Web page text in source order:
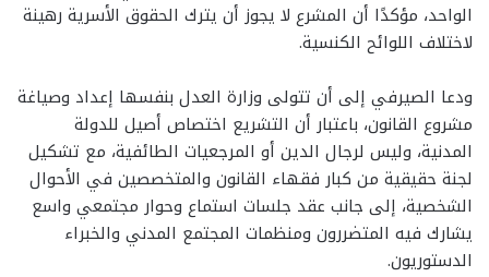
الواحد، مؤكدًا أن المشرع لا يجوز أن يترك الحقوق الأسرية رهينة
لاختلاف اللوائح الكنسية.
ودعا الصيرفي إلى أن تتولى وزارة العدل بنفسها إعداد وصياغة
مشروع القانون، باعتبار أن التشريع اختصاص أصيل للدولة
المدنية، وليس لرجال الدين أو المرجعيات الطائفية، مع تشكيل
لجنة حقيقية من كبار فقهاء القانون والمتخصصين في الأحوال
الشخصية، إلى جانب عقد جلسات استماع وحوار مجتمعي واسع
يشارك فيه المتضررون ومنظمات المجتمع المدني والخبراء
الدستوريون.